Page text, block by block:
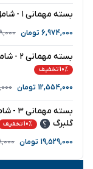
بسته مهمانی ۱ - شامل بادکنک و گلبرگ
6,974,000 تومان
بسته مهمانی ۲ - شامل نیم کیلو کیک، بادکنک و گلبرگ
10% تخفیف
12,554,000 تومان
بسته
گلبرگ
10% تخفیف
19,529,000 تومان